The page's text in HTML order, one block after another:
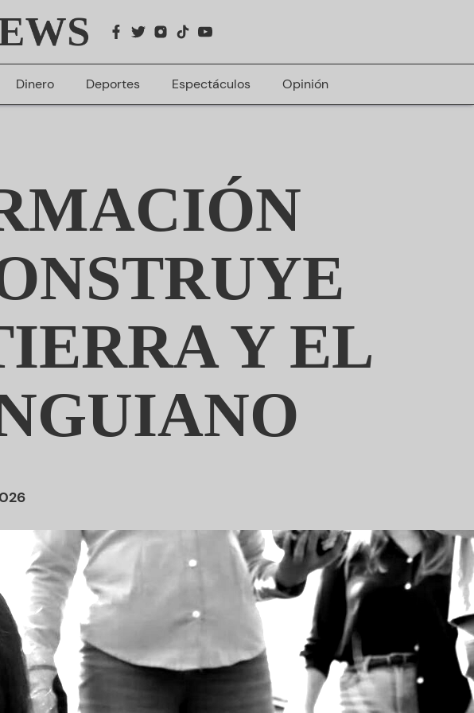
Dinero Deportes Espectáculos Opinión
Y EL